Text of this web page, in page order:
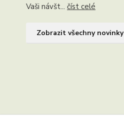
Vaši návšt... číst celé
Zobrazit všechny novinky